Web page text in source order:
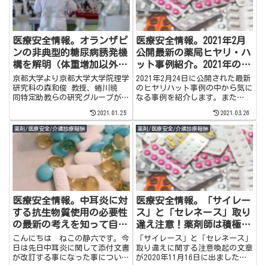
医療安全情報。オランザピ
ンの非典型的糖尿病誘発機
構を解明（体重増加以外に
も注意が必要）京都大学の
最新研究結果より
京都大学より京都大学大学院理学
研究科の森和俊 教授、蜷川暁
同特定助教らの研究グループがオ
機構を解明したという最新の研究
結果がリリースされました。薬剤
師としては是非知っておきたい内
容です。是非覗いてみてくださ
2021.01.25
医療安全情報。2021年2月
公開最新の薬局ヒヤリ・ハ
ット事例紹介。2021年のIT
導入補助金制度も上手く利
用したい。
2021年2月24日に公開された最新
のヒヤリハット事例の中から気に
なる事例を紹介します。また
報が公開されていたのでそちらに
ついても少し触れています。
2021.03.26
薬剤/医療安全/介護診療報酬
医療安全情報。中耳炎に対
する抗生物質使用の必要性
の最新の考えを知って自信
をもった服薬指導を行う。
こんにちは ねこの静六です。今
日は先日中耳炎に関して添付文書
が改訂する事になった事について
薬剤/医療安全/介護診療報酬
医療安全情報。「サイレー
ス」と「セレネース」取り
違え注意！薬剤師は積極的
に多職種へ情報発信しよ
う！
「サイレース」と「セレネース」
取り違えに関する注意喚起の文章
が2020年11月16日に出ました。